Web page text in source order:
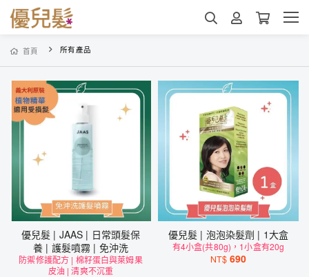
首頁 所有產品
優兒髮 | JAAS | 日常頭髮保
養 | 護髮噴霧 | 免沖洗
防禦修護配方 | 棉籽蛋白與萊姆果
皮油 | 清爽不沉重
優兒髮 | 泡泡染髮劑 | 1大盒
有4小盒(共80g)，1小盒有20g
NT$ 690